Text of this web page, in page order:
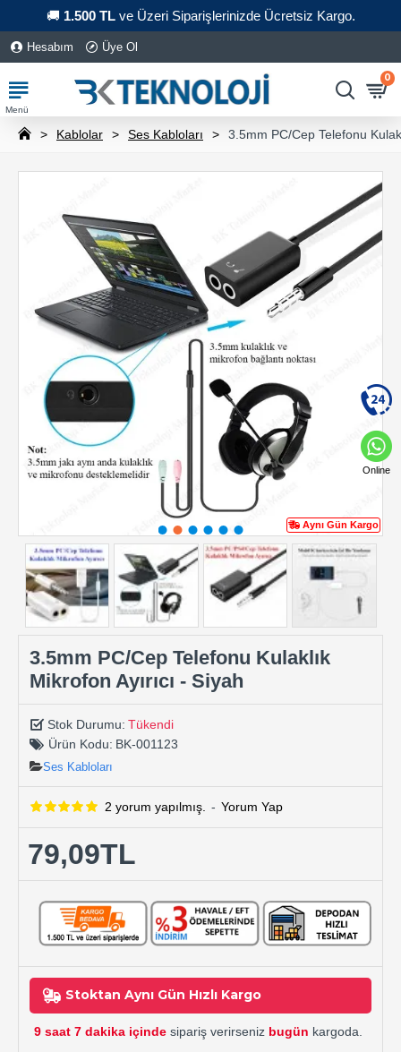
🚚 1.500 TLve Üzeri Siparişlerinizde Ücretsiz Kargo.
Hesabım Üye Ol
0
Kablolar Ses Kabloları 3.5mm PC/Cep Telefonu
Aynı Gün Kargo
3.5mm PC/Cep Telefonu Kulaklık
Mikrofon Ayırıcı - Siyah
Stok Durumu: Tükendi
Ürün Kodu: BK-001123
Ses Kabloları
2 yorum yapılmış. - Yorum Yap
79,09TL
Stoktan Aynı Gün Hızlı Kargo
9 saat 7 dakika içinde sipariş verirseniz bugün kargoda.
Online